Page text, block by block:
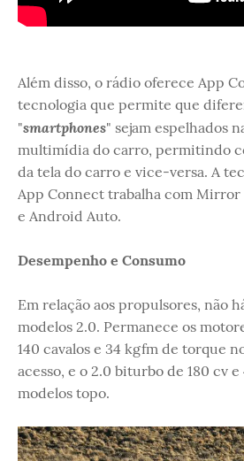
Além disso, o rádio oferece App
tecnologia que permite que
"smartphones" sejam espelhados
multimídia do carro, permitindo
da tela do carro e vice-versa. A
App Connect trabalha com Mirror
e Android Auto.
Desempenho e Consumo
Em relação aos propulsores, não
modelos 2.0. Permanece os
140 cavalos e 34 kgfm de torque
acesso, e o 2.0 biturbo de 180 cv
modelos topo.